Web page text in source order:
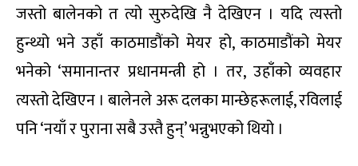
जस्तो बालेनको त त्यो सुरुदेखि नै देखिएन । यदि त्यस्तो
हुन्थ्यो भने उहाँ काठमाडौंको मेयर हो, काठमाडौंको मेयर
भनेको ‘समानान्तर प्रधानमन्त्री हो । तर, उहाँको व्यवहार
त्यस्तो देखिएन । बालेनले अरू दलका मान्छेहरूलाई, रविलाई
पनि ‘नयाँ र पुराना सबै उस्तै हुन्’ भन्नुभएको थियो ।